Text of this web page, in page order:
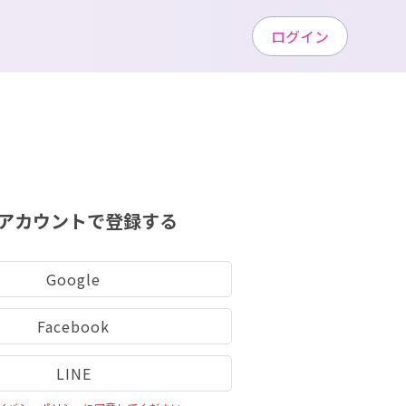
カウントで登録する
Google
Facebook
LINE
ログイン